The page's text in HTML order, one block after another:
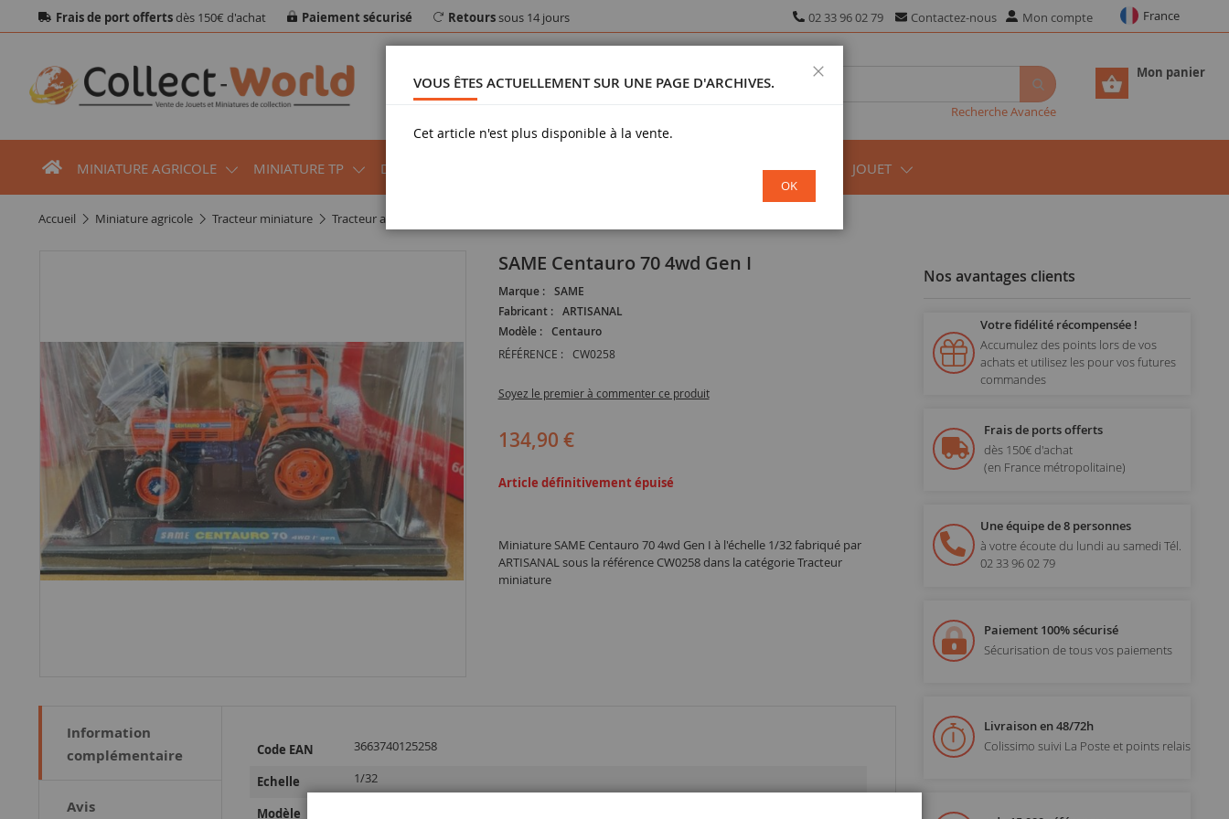
Frais de port offertsdès 150€ d'achat Paiement sécurisé Retourssous 14 jours 02 33 96 02 79 Contactez-nous Mon compte France
Mon panier
Recherche Avancée
MINIATURE AGRICOLE MINIATURE TP DIORAMA FIGURINE JOUET
accueil miniature agricole tracteur miniature tracteur agricole miniature
SAME Centauro 70 4wd Gen I
Marque :
SAME
Fabricant :
ARTISANAL
Modèle :
Centauro
RÉFÉRENCE : CW0258
Soyez le premier à commenter ce produit
134,90 €
Article définitivement épuisé
Miniature SAME Centauro 70 4wd Gen I à l'échelle 1/32 fabriqué par
ARTISANAL sous la référence CW0258 dans la catégorie Tracteur
miniature
Information
complémentaire
Avis
d’information
Code EAN 3663740125258
Echelle 1/32
Modèle
Nos avantages clients
Votre fidélité récompensée !
Accumulez des points lors de vos
achats et utilisez les pour vos futures
commandes
Frais de ports offerts
dès 150€ d'achat
(en France métropolitaine)
Une équipe de 8 personnes
à votre écoute du lundi au samedi Tél.
02 33 96 02 79
Paiement 100% sécurisé
Sécurisation de tous vos paiements
Livraison en 48/72h
Colissimo suivi La Poste et points relais
VOUS ÊTES ACTUELLEMENT SUR UNE PAGE D'ARCHIVES.
Cet article n'est plus disponible à la vente.
OK